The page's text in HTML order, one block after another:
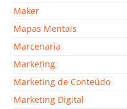
Maker
Mapas Mentais
Marcenaria
Marketing
Marketing de Conteúdo
Marketing Digital